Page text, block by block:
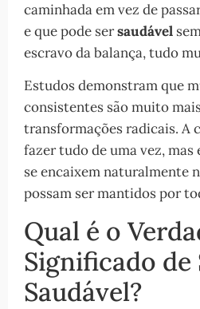
caminhada em vez de
e que pode sersaudável
escravo da balança, tudo
Estudos demonstram que
consistentes são muito
transformações radicais. A
fazer tudo de uma vez,
se encaixem naturalmente
possam ser mantidos por
Qual é o
Significado de
Saudável?